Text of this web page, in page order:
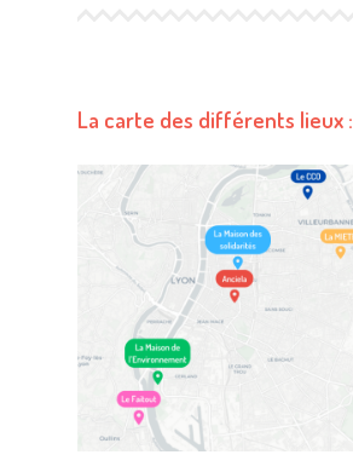
La carte des différents lieux :